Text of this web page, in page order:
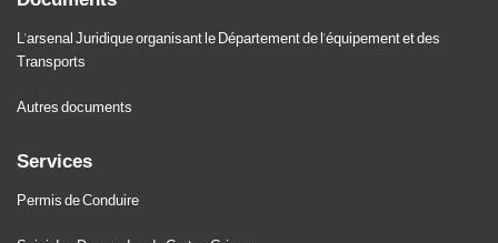
L'arsenal Juridique organisant le Département de l'équipement et des
Transports
Autres documents
Services
Permis de Conduire